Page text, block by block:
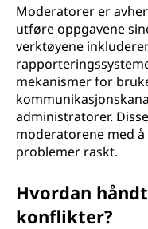
Moderatorer er
utføre oppgavene
verktøyene
mekanismer for
administratorer.
moderatorene med
problemer raskt.
Hvordan
konflikter?